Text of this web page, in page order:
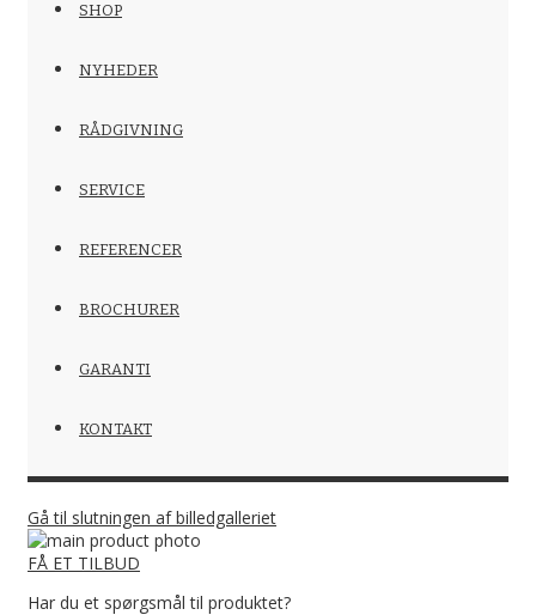
SHOP
NYHEDER
RÅDGIVNING
SERVICE
REFERENCER
BROCHURER
GARANTI
KONTAKT
Gå til slutningen af billedgalleriet
FÅ ET TILBUD
Har du et spørgsmål til produktet?